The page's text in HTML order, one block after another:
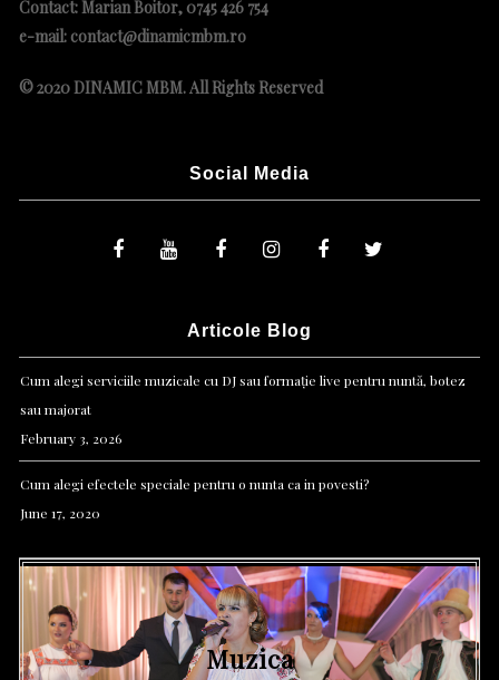
Contact: Marian Boitor, 0745 426 754
e-mail: contact@dinamicmbm.ro
© 2020 DINAMIC MBM. All Rights Reserved
Social Media
Articole Blog
Cum alegi serviciile muzicale cu DJ sau formație live pentru nuntă, botez
sau majorat
February 3, 2026
Cum alegi efectele speciale pentru o nunta ca in povesti?
June 17, 2020
Muzica
Efecte speciale
Lumini
Foto & Video